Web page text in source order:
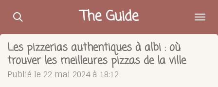
Passer
contenu
principal
The Guide
Les pizzerias authentiques à albi : où
trouver les meilleures pizzas de la ville
Publié le 22 mai 2024 à 18:12